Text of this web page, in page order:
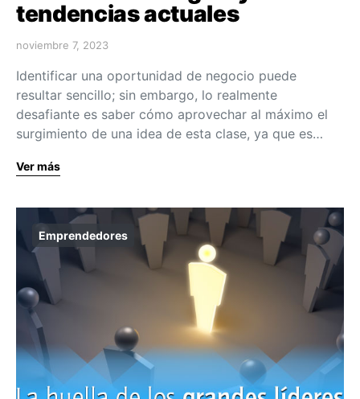
tendencias actuales
noviembre 7, 2023
Identificar una oportunidad de negocio puede
resultar sencillo; sin embargo, lo realmente
desafiante es saber cómo aprovechar al máximo el
surgimiento de una idea de esta clase, ya que es…
Ver más
Emprendedores